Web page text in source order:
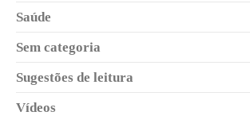
Saúde
Sem categoria
Sugestões de leitura
Vídeos